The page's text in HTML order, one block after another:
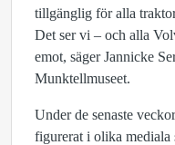
tillgänglig för alla
Det ser vi – och alla
emot, säger Jannicke
Munktellmuseet.
Under de senaste
figurerat i olika mediala